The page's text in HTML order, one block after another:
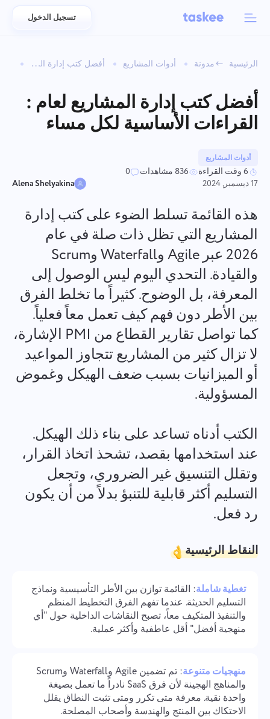
العربية
Azərbaycan
日本語
Deutsch
English
Español
Français
עברית
हिन्दी
中文 (中国)
Kiswahili
Português
ไทย
Türkçe
تسجيل الدخول
الرئيسية مدونة أدوات المشاريع أفضل كتب إدارة المشاريع لعام : القراءات الأساسية لكل مساء
أفضل كتب إدارة المشاريع لعام :
القراءات الأساسية لكل مساء
أدوات المشاريع
6 وقت القراءة 836 مشاهدات
0
17 ديسمبر, 2024
Alena Shelyakina
هذه القائمة تسلط الضوء على كتب إدارة
المشاريع التي تظل ذات صلة في عام
2026 عبر Agile وWaterfall وScrum
والقيادة. التحدي اليوم ليس الوصول إلى
المعرفة، بل الوضوح. كثيراً ما تخلط الفرق
بين الأطر دون فهم كيف تعمل معاً فعلياً.
كما تواصل تقارير القطاع من PMI الإشارة،
لا تزال كثير من المشاريع تتجاوز المواعيد
أو الميزانيات بسبب ضعف الهيكل وغموض
المسؤولية.
الكتب أدناه تساعد على بناء ذلك الهيكل.
عند استخدامها بقصد، تشحذ اتخاذ القرار،
وتقلل التنسيق غير الضروري، وتجعل
التسليم أكثر قابلية للتنبؤ بدلاً من أن يكون
رد فعل.
النقاط الرئيسية
تغطية شاملة: القائمة توازن بين الأطر التأسيسية ونماذج
التسليم الحديثة. عندما تفهم الفرق التخطيط المنظم
والتنفيذ المتكيف معاً، تصبح النقاشات الداخلية حول "أي
منهجية أفضل" أقل عاطفية وأكثر عملية.
منهجيات متنوعة
: تم تضمين Agile وWaterfall وScrum
والمناهج الهجينة لأن فرق SaaS نادراً ما تعمل بصيغة
واحدة نقية. معرفة متى تكرر ومتى تثبت النطاق يقلل
الاحتكاك بين المنتج والهندسة وأصحاب المصلحة.
ميزات Taskee
تعرّف على 7 المزيد من الميزات الملهمة
تتبع الوقت
تتبع وقت المهام، ومراقبة الزملاء، وإضافة الوقت يدويًا
المهام
إنشاء مهمة، والعمل عليها مع الزملاء وإغلاقها عند اكتمالها
التقارير
توزيع الموارد باستخدام تقارير الوقت المستغرق لكل مشروع
لوحة كانبان
إدارة المهام على لوحة كانبان، تصفية المهام وتوسيع اللوحة
الخاصة بك
إدارة المشاريع
إدارة معلومات المشروع (الحالات/العلامات) وأنشطة الفريق في
مكان واحد
إدارة الشركة
العمل الجماعي
للفرق
الصناعات
نوع الشركة